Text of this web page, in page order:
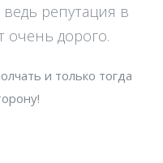
репутация в
очень дорого.
и только тогда